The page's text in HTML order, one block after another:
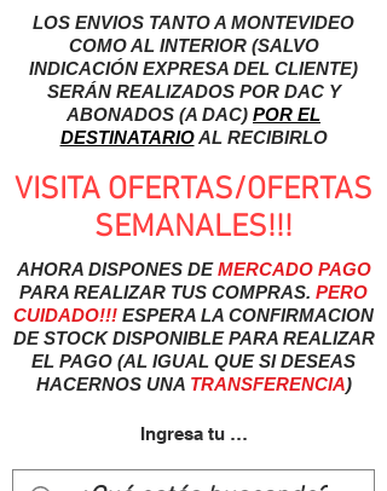
LOS ENVIOS TANTO A MONTEVIDEO
COMO AL INTERIOR (SALVO
INDICACIÓN EXPRESA DEL CLIENTE)
SERÁN REALIZADOS POR DAC Y
ABONADOS (A DAC) POR EL
DESTINATARIOAL RECIBIRLO
VISITA OFERTAS/OFERTAS
SEMANALES!!!
AHORA DISPONES DEMERCADO PAGO
PARA REALIZAR TUS COMPRAS. PERO
CUIDADO!!! ESPERA LA CONFIRMACION
DE STOCK DISPONIBLE PARA REALIZAR
EL PAGO (AL IGUAL QUE SI DESEAS
HACERNOS UNA TRANSFERENCIA)
Ingresa tu usuairo